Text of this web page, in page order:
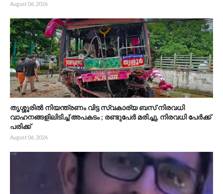
August 06, 2026
തൃശ്ശൂരിൽ നിയന്ത്രണം വിട്ട സ്വകാര്യ ബസ് നിരവധി
വാഹനങ്ങളിലിടിച്ച് അപകടം ; രണ്ടുപേർ മരിച്ചു, നിരവധി പേർക്ക്
പരിക്ക്
August 06, 2026